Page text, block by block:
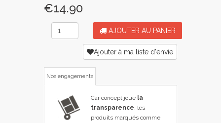
€14.90
AJOUTER AU PANIER
Ajouter à ma liste d'envie
Nos engagements
Car concept joue la
transparence , les
produits marqués comme